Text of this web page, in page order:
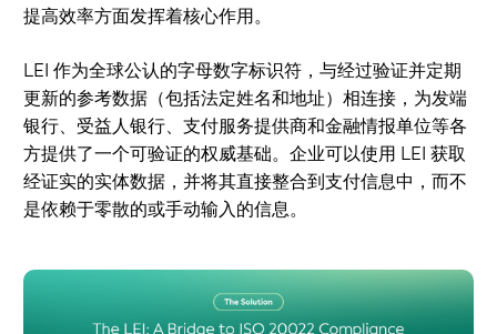
提高效率方面发挥着核心作用。
LEI 作为全球公认的字母数字标识符，与经过验证并定期
更新的参考数据（包括法定姓名和地址）相连接，为发端
银行、受益人银行、支付服务提供商和金融情报单位等各
方提供了一个可验证的权威基础。企业可以使用 LEI 获取
经证实的实体数据，并将其直接整合到支付信息中，而不
是依赖于零散的或手动输入的信息。